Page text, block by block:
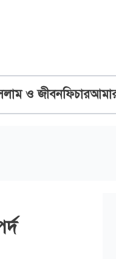
ও জীবনফিচার